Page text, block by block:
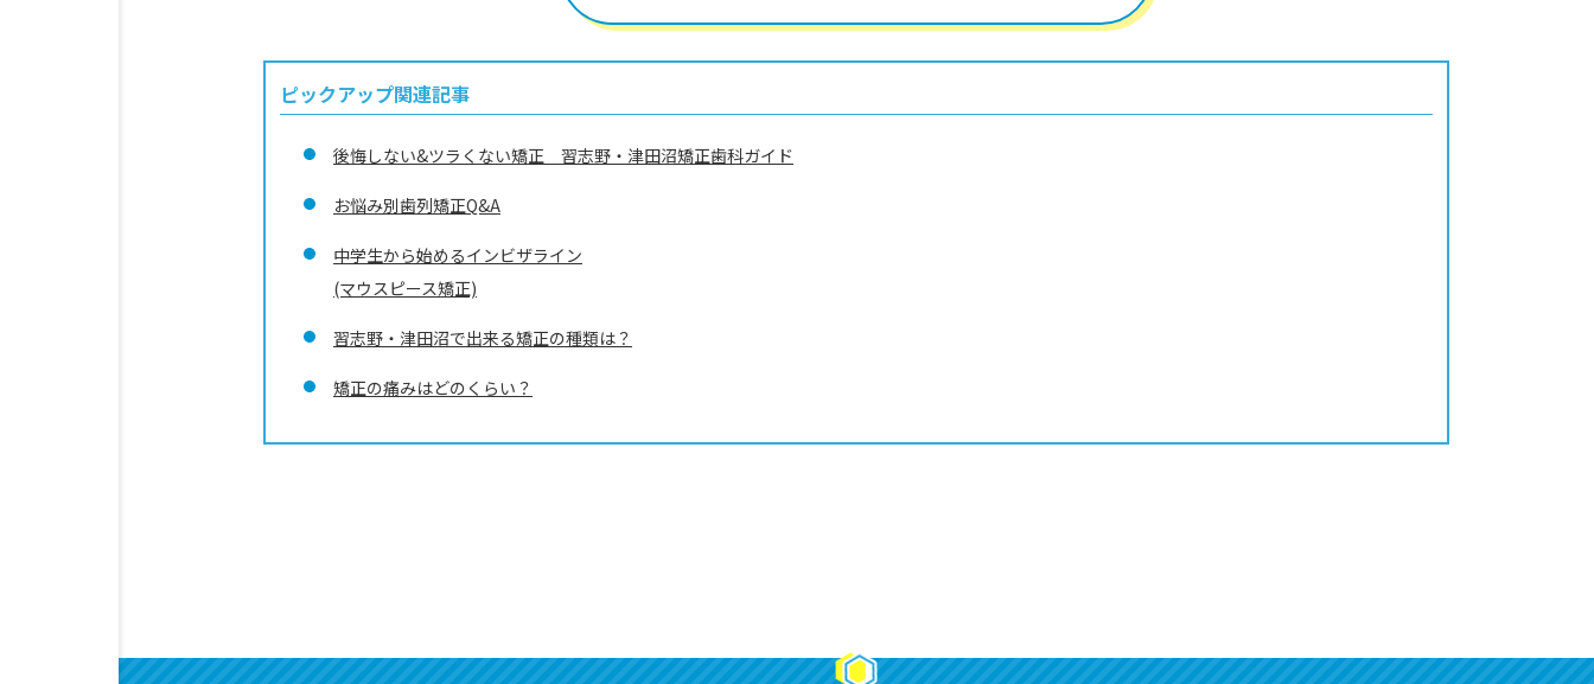
ピックアップ関連記事
後悔しない&ツラくない矯正 習志野・津田沼矯正歯科ガイド
お悩み別歯列矯正Q&A
中学生から始めるインビザライン
(マウスピース矯正)
習志野・津田沼で出来る矯正の種類は？
矯正の痛みはどのくらい？